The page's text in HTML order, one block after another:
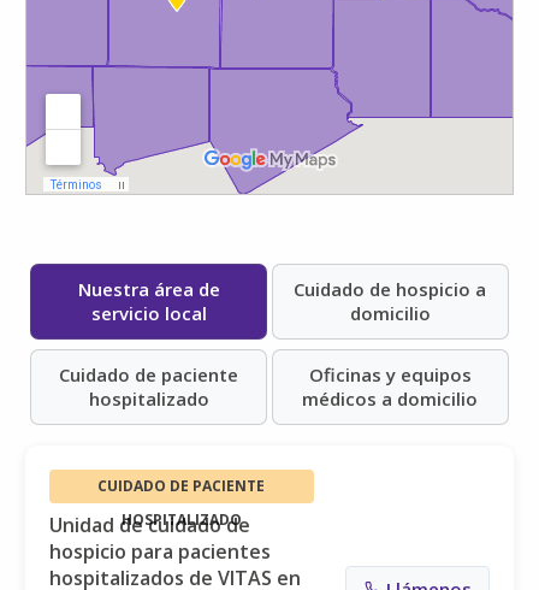
Nuestra área de
servicio local
Cuidado de hospicio a
domicilio
Cuidado de paciente
hospitalizado
Oficinas y equipos
médicos a domicilio
CUIDADO DE PACIENTE
HOSPITALIZADO
Unidad de cuidado de
hospicio para pacientes
hospitalizados de VITAS en